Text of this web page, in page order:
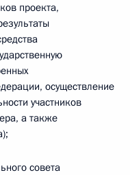
проекта,
осуществление
участников
а также
совета